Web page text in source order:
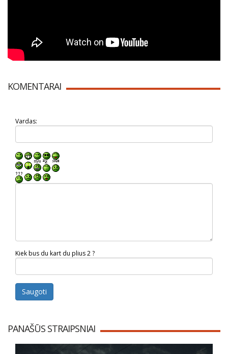
KOMENTARAI
Vardas:
Kiek bus du kart du plius 2 ?
Saugoti
PANAŠŪS STRAIPSNIAI